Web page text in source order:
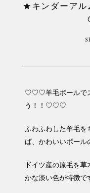
★キンダーアル
♡♡♡羊毛ボールで
う！！♡♡♡
ふわふわした羊毛を
ば、かわいいボール
ドイツ産の原毛を
かな淡い色が特徴で